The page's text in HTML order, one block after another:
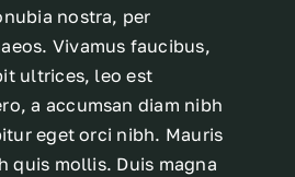
nostra, per
Vivamus faucibus,
ultrices, leo est
a accumsan diam nibh
eget orci nibh. Mauris
quis mollis. Duis magna